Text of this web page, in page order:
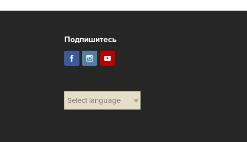
Подпишитесь
Select language